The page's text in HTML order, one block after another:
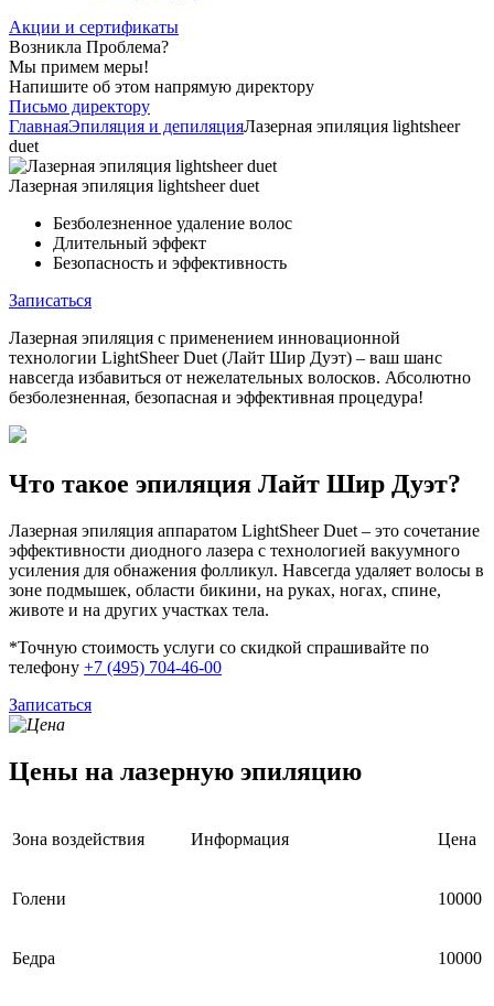
Акции и сертификаты
Возникла Проблема?
Мы примем меры!
Напишите об этом напрямую директору
Письмо директору
ГлавнаяЭпиляция и депиляцияЛазерная эпиляция lightsheer
duet
Лазерная эпиляция lightsheer duet
Безболезненное удаление волос
Длительный эффект
Безопасность и эффективность
Записаться
Лазерная эпиляция с применением инновационной
технологии LightSheer Duet (Лайт Шир Дуэт) – ваш шанс
навсегда избавиться от нежелательных волосков. Абсолютно
безболезненная, безопасная и эффективная процедура!
Что такое эпиляция Лайт Шир Дуэт?
Лазерная эпиляция аппаратом LightSheer Duet – это сочетание
эффективности диодного лазера с технологией вакуумного
усиления для обнажения фолликул. Навсегда удаляет волосы в
зоне подмышек, области бикини, на руках, ногах, спине,
животе и на других участках тела.
*Точную стоимость услуги со скидкой спрашивайте по
телефону +7 (495) 704-46-00
Записаться
Цены на лазерную эпиляцию
Зона воздействия Информация Цена
Голени 10000
Бедра 10000